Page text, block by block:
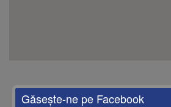
Găseşte-ne pe Facebook